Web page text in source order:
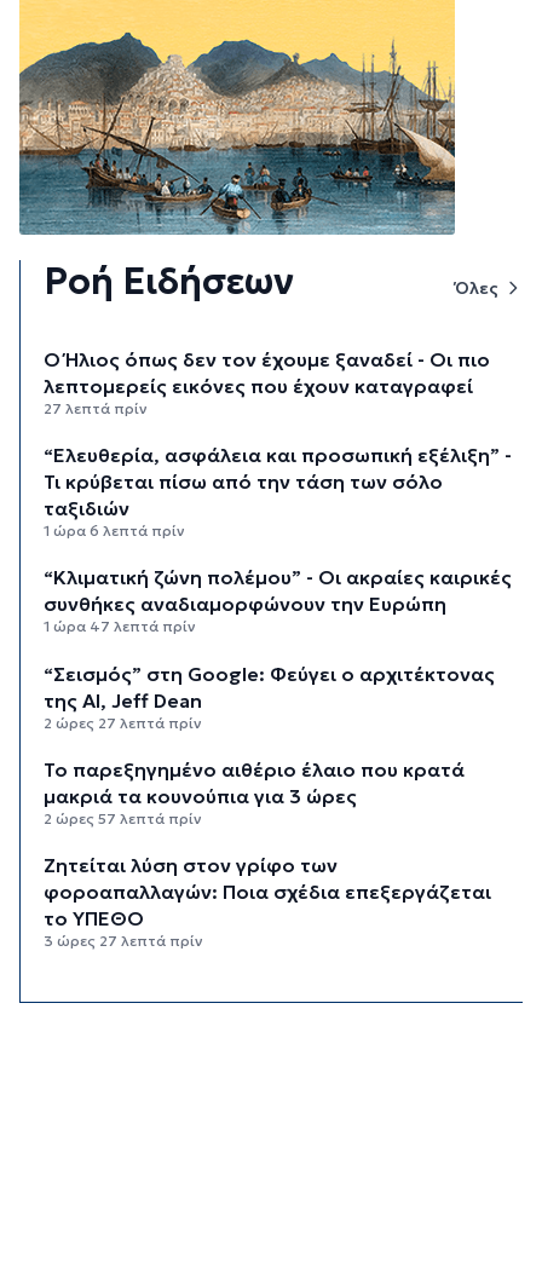
Ροή Ειδήσεων Όλες
Ο Ήλιος όπως δεν τον έχουμε ξαναδεί - Οι πιο
λεπτομερείς εικόνες που έχουν καταγραφεί
27 λεπτά πρίν
“Ελευθερία, ασφάλεια και προσωπική εξέλιξη” -
Τι κρύβεται πίσω από την τάση των σόλο
ταξιδιών
1 ώρα 6 λεπτά πρίν
“Κλιματική ζώνη πολέμου” - Οι ακραίες καιρικές
συνθήκες αναδιαμορφώνουν την Ευρώπη
1 ώρα 47 λεπτά πρίν
“Σεισμός” στη Google: Φεύγει ο αρχιτέκτονας
της AI, Jeff Dean
2 ώρες 27 λεπτά πρίν
Το παρεξηγημένο αιθέριο έλαιο που κρατά
μακριά τα κουνούπια για 3 ώρες
2 ώρες 57 λεπτά πρίν
Ζητείται λύση στον γρίφο των
φοροαπαλλαγών: Ποια σχέδια επεξεργάζεται
το ΥΠΕΘΟ
3 ώρες 27 λεπτά πρίν